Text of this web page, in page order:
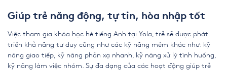
Giúp trẻ năng động, tự tin, hòa nhập tốt
Việc tham gia khóa học hè tiếng Anh tại Yola, trẻ sẽ được phát
triển khả năng tư duy cũng như các kỹ năng mềm khác như: kỹ
năng giao tiếp, kỹ năng phản xạ nhanh, kỹ năng xử lý tình huống,
kỹ năng làm việc nhóm. Sự đa dạng của các hoạt động giúp trẻ